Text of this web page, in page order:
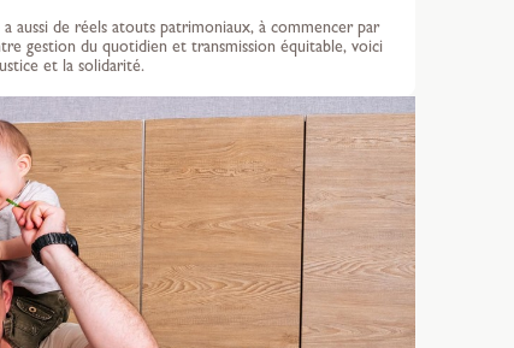
aussi de réels atouts patrimoniaux, à commencer par
gestion du quotidien et transmission équitable, voici
et la solidarité.